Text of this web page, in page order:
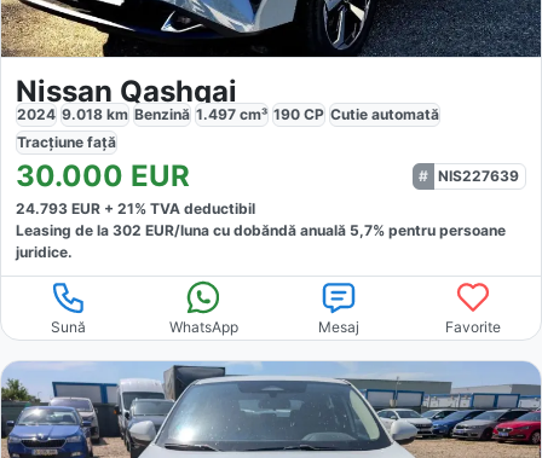
Nissan Qashqai
2024 9.018 km Benzină 1.497 cm³ 190 CP Cutie automată
Tracțiune față
30.000 EUR
NIS227639
24.793 EUR + 21% TVA deductibil
Leasing de la 302 EUR/luna cu dobăndă anuală 5,7% pentru persoane
juridice.
Sună WhatsApp Mesaj Favorite